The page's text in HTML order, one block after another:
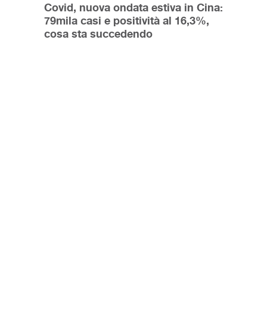
Covid, nuova ondata estiva in Cina:
79mila casi e positività al 16,3%,
cosa sta succedendo